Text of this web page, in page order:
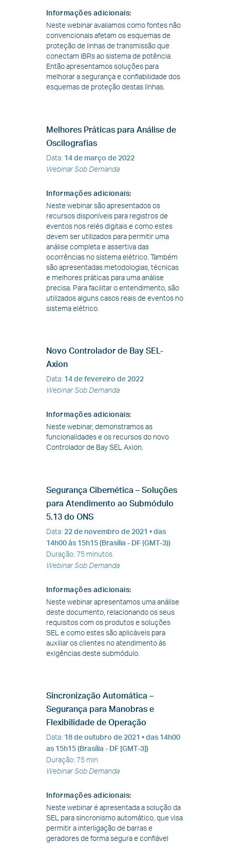
Informações adicionais:
Neste webinar avaliamos como fontes não
convencionais afetam os esquemas de
proteção de linhas de transmissão que
conectam IBRs ao sistema de potência.
Então apresentamos soluções para
melhorar a segurança e confiabilidade dos
esquemas de proteção destas linhas.
Melhores Práticas para Análise de
Oscilografias
Data: 14 de março de 2022
Webinar Sob Demanda
Informações adicionais:
Neste webinar são apresentados os
recursos disponíveis para registros de
eventos nos relés digitais e como estes
devem ser utilizados para permitir uma
análise completa e assertiva das
ocorrências no sistema elétrico. Também
são apresentadas metodologias, técnicas
e melhores práticas para uma análise
precisa. Para facilitar o entendimento, são
utilizados alguns casos reais de eventos no
sistema elétrico.
Novo Controlador de Bay SEL-
Axion
Data: 14 de fevereiro de 2022
Webinar Sob Demanda
Informações adicionais:
Neste webinar, demonstramos as
funcionalidades e os recursos do novo
Controlador de Bay SEL Axion.
Segurança Cibernética – Soluções
para Atendimento ao Submódulo
5.13 do ONS
Data: 22 de novembro de 2021 • das
14h00 às 15h15 (Brasília - DF (GMT-3))
Duração: 75 minutos
Webinar Sob Demanda
Informações adicionais:
Neste webinar apresentamos uma análise
deste documento, relacionando os seus
requisitos com os produtos e soluções
SEL e como estes são aplicáveis para
auxiliar os clientes no atendimento às
exigências deste submódulo.
Sincronização Automática –
Segurança para Manobras e
Flexibilidade de Operação
Data: 18 de outubro de 2021 • das 14h00
as 15h15 (Brasília - DF [GMT-3])
Duração: 75 min
Webinar Sob Demanda
Informações adicionais:
Neste webinar é apresentada a solução da
SEL para sincronismo automático, que visa
permitir a interligação de barras e
geradores de forma segura e confiável